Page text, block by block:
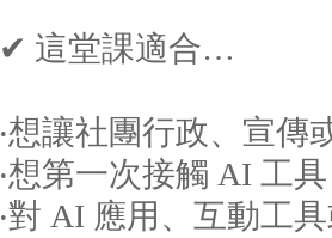
✔ 這堂課適合…
‧想讓社團行政、宣
‧想第一次接觸 AI 工
‧對 AI 應用、互動工